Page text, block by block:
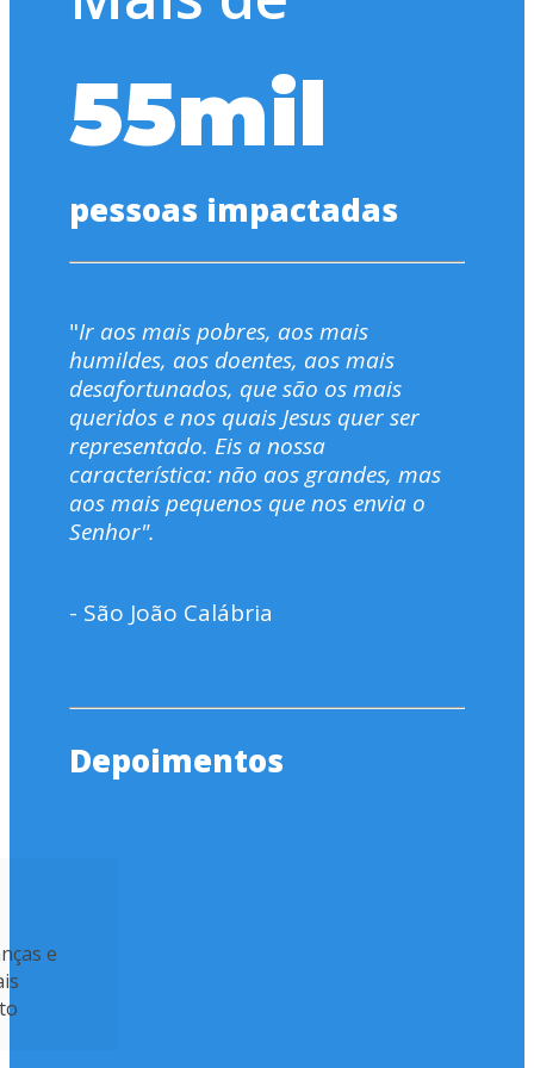
55mil
pessoas impactadas
"Ir aos mais pobres, aos mais
humildes, aos doentes, aos mais
desafortunados, que são os mais
queridos e nos quais Jesus quer ser
representado. Eis a nossa
característica: não aos grandes, mas
aos mais pequenos que nos envia o
Senhor".
- São João Calábria
Depoimentos
e